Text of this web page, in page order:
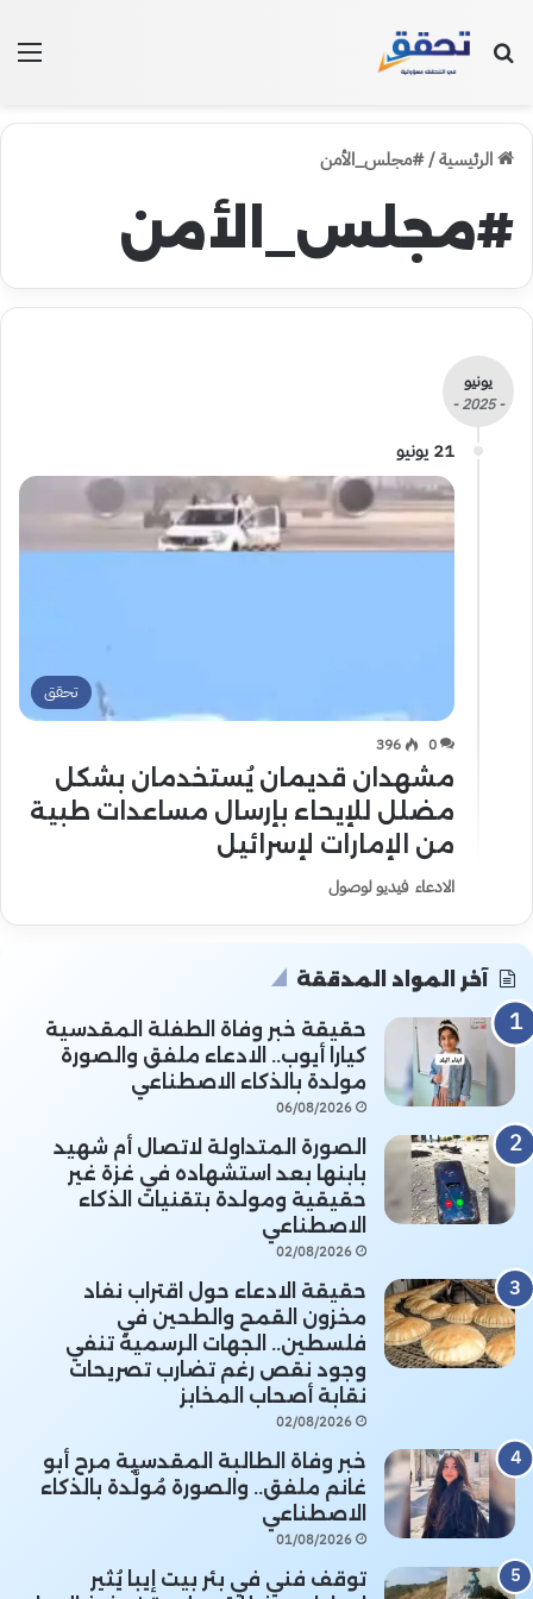
بحث عن
الرئيسية/#مجلس_الأمن
#مجلس_الأمن
يونيو
- 2025 -
21 يونيو
تحقق
0
396
مشهدان قديمان يُستخدمان بشكل
مضلل للإيحاء بإرسال مساعدات طبية
من الإمارات لإسرائيل
الادعاء فيديو لوصول
آخر المواد المدققة
حقيقة خبر وفاة الطفلة المقدسية
كيارا أيوب.. الادعاء ملفق والصورة
مولدة بالذكاء الاصطناعي
06/08/2026
الصورة المتداولة لاتصال أم شهيد
بابنها بعد استشهاده في غزة غير
حقيقية ومولدة بتقنيات الذكاء
الاصطناعي
02/08/2026
حقيقة الادعاء حول اقتراب نفاد
مخزون القمح والطحين في
فلسطين.. الجهات الرسمية تنفي
وجود نقص رغم تضارب تصريحات
نقابة أصحاب المخابز
02/08/2026
خبر وفاة الطالبة المقدسية مرح أبو
غانم ملفق.. والصورة مُولَّدة بالذكاء
الاصطناعي
01/08/2026
توقف فني في بئر بيت إيبا يُثير